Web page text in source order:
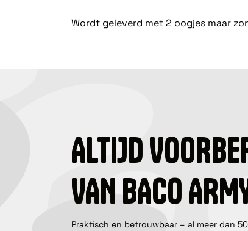
Wordt geleverd met 2 oogjes maar
ALTIJD
VAN BACO
Praktisch en betrouwbaar – al meer dan